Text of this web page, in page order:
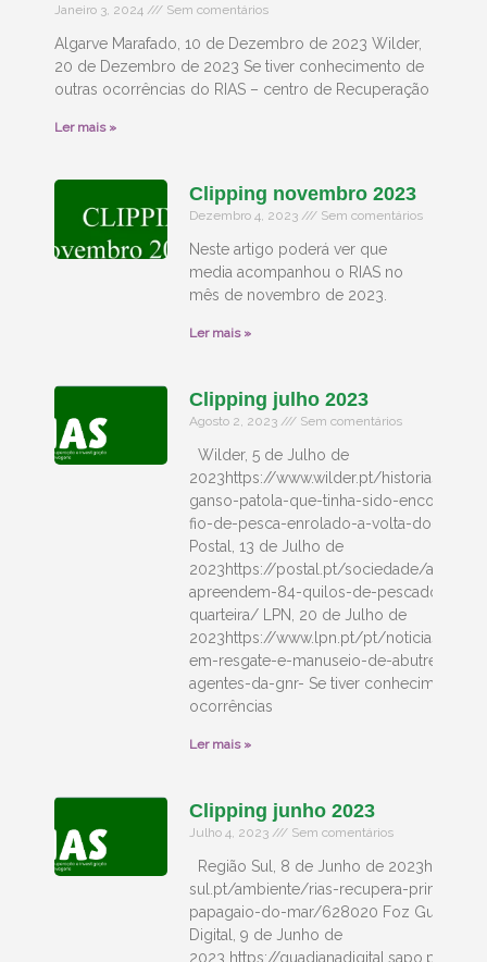
Janeiro 3, 2024 Sem comentários
Algarve Marafado, 10 de Dezembro de 2023 Wilder,
20 de Dezembro de 2023 Se tiver conhecimento de
outras ocorrências do RIAS – centro de Recuperação
Ler mais »
Clipping novembro 2023
Dezembro 4, 2023 Sem comentários
Neste artigo poderá ver que
media acompanhou o RIAS no
mês de novembro de 2023.
Ler mais »
Clipping julho 2023
Agosto 2, 2023 Sem comentários
Wilder, 5 de Julho de
2023https://www.wilder.pt/historias/
ganso-patola-que-tinha-sido-
fio-de-pesca-enrolado-a-volta-do-
Postal, 13 de Julho de
2023https://postal.pt/sociedade/
apreendem-84-quilos-de-pescado-em-
quarteira/ LPN, 20 de Julho de
2023https://www.lpn.pt/pt/noticias/
em-resgate-e-manuseio-de-abutres-
agentes-da-gnr- Se tiver conhecimento
ocorrências
Ler mais »
Clipping junho 2023
Julho 4, 2023 Sem comentários
Região Sul, 8 de Junho de 2023https://
sul.pt/ambiente/rias-recupera-primeiro-
papagaio-do-mar/628020 Foz Guadiana
Digital, 9 de Junho de
2023 https://guadianadigital.sapo.pt/